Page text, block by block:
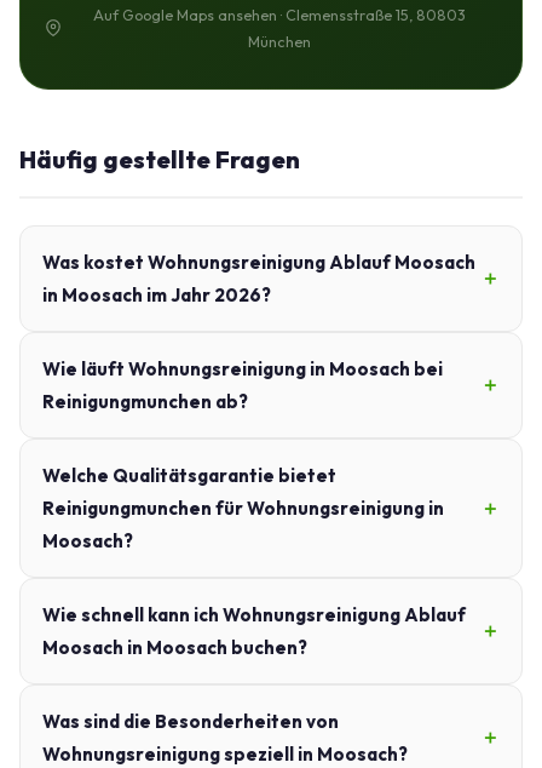
Auf Google Maps ansehen · Clemensstraße 15, 80803
München
Häufig gestellte Fragen
Was kostet Wohnungsreinigung Ablauf Moosach
in Moosach im Jahr 2026?
Wie läuft Wohnungsreinigung in Moosach bei
Reinigungmunchen ab?
Welche Qualitätsgarantie bietet
Reinigungmunchen für Wohnungsreinigung in
Moosach?
Wie schnell kann ich Wohnungsreinigung Ablauf
Moosach in Moosach buchen?
Was sind die Besonderheiten von
Wohnungsreinigung speziell in Moosach?